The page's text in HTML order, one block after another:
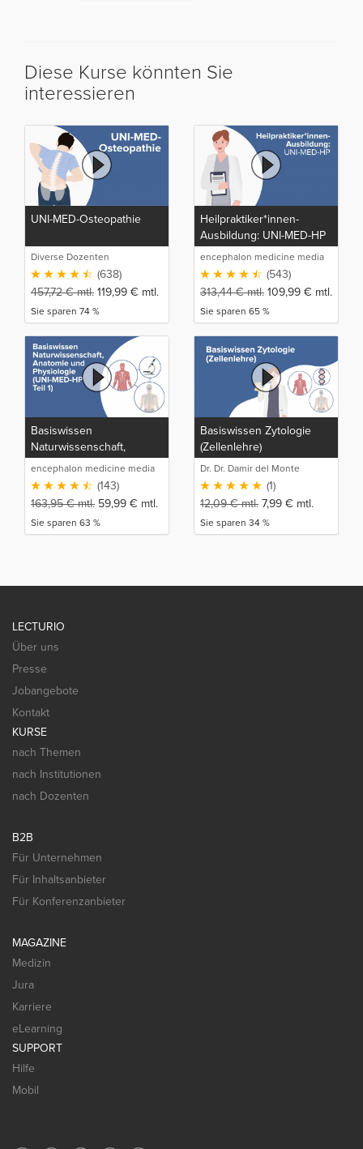
Diese Kurse könnten Sie
interessieren
UNI-MED-Osteopathie
Diverse Dozenten
(638)
457,72€mtl. 119,99 € mtl.
Sie sparen 74 %
Heilpraktiker*innen-
Ausbildung: UNI-MED-HP
encephalon medicine media
production GmbH(543)
313,44€mtl. 109,99 € mtl.
Sie sparen 65 %
Basiswissen
Naturwissenschaft,
Anatomie und Physiologie
(UNI-MED-HP Teil 1)
encephalon medicine media
production GmbH(143)
163,95€mtl. 59,99 € mtl.
Sie sparen 63 %
Basiswissen Zytologie
(Zellenlehre)
Dr. Dr. Damir del Monte
(1)
12,09€mtl. 7,99 € mtl.
Sie sparen 34 %
LECTURIO
Über uns
Presse
Jobangebote
Kontakt
KURSE
nach Themen
nach Institutionen
nach Dozenten
B2B
Für Unternehmen
Für Inhaltsanbieter
Für Konferenzanbieter
MAGAZINE
Medizin
Jura
Karriere
eLearning
SUPPORT
Hilfe
Mobil